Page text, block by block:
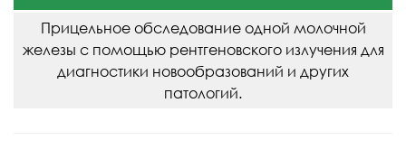
Прицельное обследование одной молочной
железы с помощью рентгеновского излучения для
диагностики новообразований и других
патологий.